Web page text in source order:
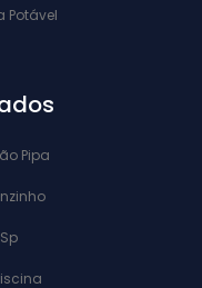
Potável
Pipa